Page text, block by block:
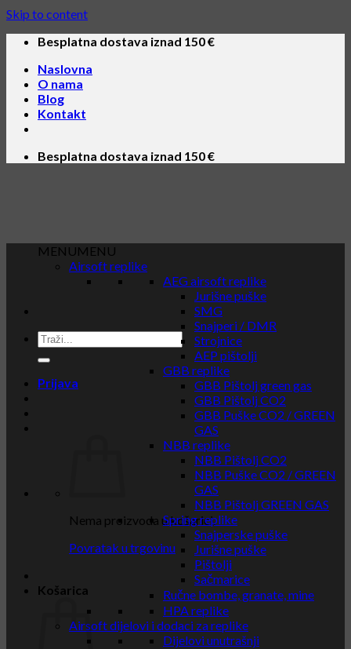
Skip to content
Besplatna dostava iznad 150 €
Naslovna
O nama
Blog
Kontakt
Besplatna dostava iznad 150 €
Prijava
Nema proizvoda u košarici.
Povratak u trgovinu
Košarica
MENUMENU
Airsoft replike
AEG airsoft replike
Jurišne puške
SMG
Snajperi / DMR
Strojnice
AEP pištolji
GBB replike
GBB Pištolj green gas
GBB Pištolj CO2
GBB Puške CO2 / GREEN
GAS
NBB replike
NBB Pištolj CO2
NBB Puške CO2 / GREEN
GAS
NBB Pištolj GREEN GAS
Spring replike
Snajperske puške
Jurišne puške
Pištolji
Sačmarice
Ručne bombe, granate, mine
HPA replike
Airsoft dijelovi i dodaci za replike
Dijelovi unutrašnji